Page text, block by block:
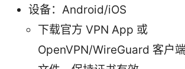
设备：Android/iOS
下载官方 VPN App 或
OpenVPN/WireGuard 客户